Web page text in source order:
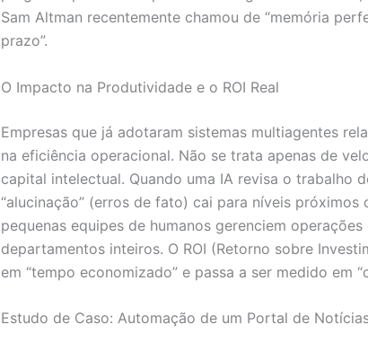
Sam Altman recentemente chamou de “memória
prazo”.
O Impacto na Produtividade e o ROI Real
Empresas que já adotaram sistemas multiagentes
na eficiência operacional. Não se trata apenas de
capital intelectual. Quando uma IA revisa o trabalho
“alucinação” (erros de fato) cai para níveis próximos
pequenas equipes de humanos gerenciem
departamentos inteiros. O ROI (Retorno sobre
em “tempo economizado” e passa a ser medido em
Estudo de Caso: Automação de um Portal de